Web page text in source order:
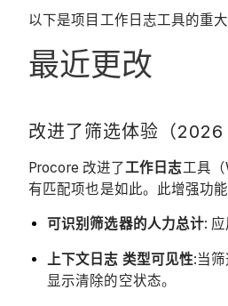
以下是项目工作日志工具的重大
最近更改
改进了筛选体验（2026
Procore 改进了工作日志工具
有匹配项也是如此。此增强功
可识别筛选器的人力总计:
上下文日志 类型可见性:当
显示清除的空状态。